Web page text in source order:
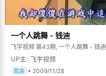
一个人跳舞 - 钱迪
飞宇视频 第43期, 一个人跳舞 - 钱迪
UP主: 飞宇视频
歌曲 • 2009/11/28